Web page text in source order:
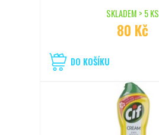
SKLADEM > 5 KS
80 Kč
DO KOŠÍKU